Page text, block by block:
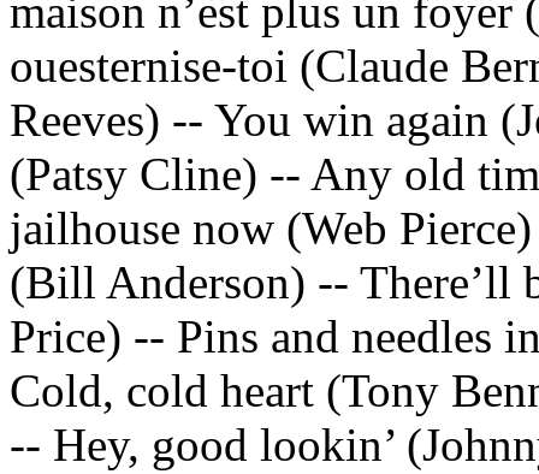
maison n’est plus un
ouesternise-toi (Claude
Reeves) -- You win again
(Patsy Cline) -- Any old
jailhouse now (Web
(Bill Anderson) -- There’ll
Price) -- Pins and needles
Cold, cold heart (Tony
-- Hey, good lookin’